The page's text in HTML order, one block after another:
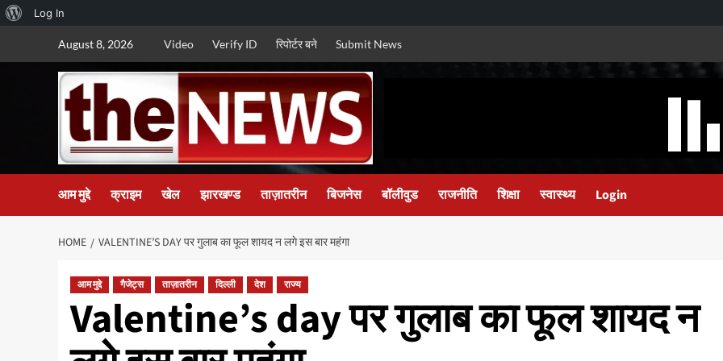
About
WordPress
Log In
August 8, 2026 Video Verify ID रिपोर्टर बने Submit News
आम मुद्दे क्राइम खेल झारखण्ड ताज़ातरीन बिजनेस बॉलीवुड राजनीति शिक्षा स्वास्थ्य Login
HOME VALENTINE’S DAY पर गुलाब का फूल शायद न लगे इस बार महंगा
आम मुद्दे गैजेट्स ताज़ातरीन दिल्ली देश राज्य
Valentine’s day पर गुलाब का फूल शायद न